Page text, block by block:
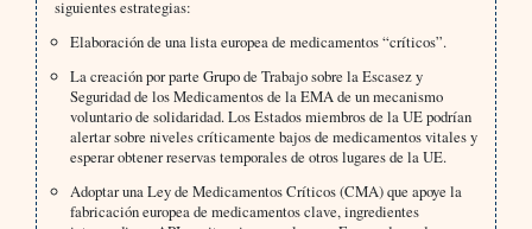
siguientes estrategias:
Elaboración de una lista europea de medicamentos “críticos”.
La creación por parte Grupo de Trabajo sobre la Escasez y
Seguridad de los Medicamentos de la EMA de un mecanismo
voluntario de solidaridad. Los Estados miembros de la UE podrían
alertar sobre niveles críticamente bajos de medicamentos vitales y
esperar obtener reservas temporales de otros lugares de la UE.
Adoptar una Ley de Medicamentos Críticos (CMA) que apoye la
fabricación europea de medicamentos clave, ingredientes